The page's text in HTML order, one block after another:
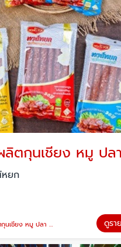
ลิตกุนเชียง หมู ปล
หยก
เชียง หมู ปลา ไก่ ดูรา